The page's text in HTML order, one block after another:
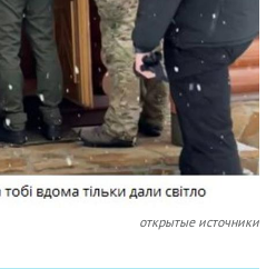
открытые источники